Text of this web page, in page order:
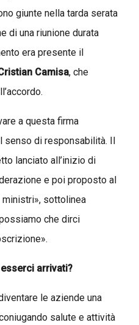
giunte nella tarda serata
di una riunione durata
era presente il
Camisa, che
a questa firma
senso di responsabilità. Il
lanciato all’inizio di
e poi proposto al
ministri», sottolinea
che dirci
arrivati?
le aziende una
salute e attività